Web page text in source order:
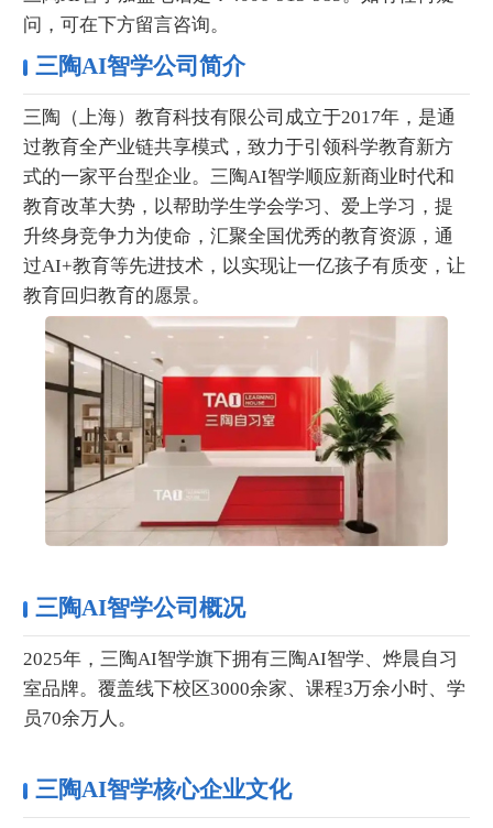
问，可在下方留言咨询。
三陶AI智学公司简介
三陶（上海）教育科技有限公司成立于2017年，是通
过教育全产业链共享模式，致力于引领科学教育新方
式的一家平台型企业。三陶AI智学顺应新商业时代和
教育改革大势，以帮助学生学会学习、爱上学习，提
升终身竞争力为使命，汇聚全国优秀的教育资源，通
过AI+教育等先进技术，以实现让一亿孩子有质变，让
教育回归教育的愿景。
三陶AI智学公司概况
2025年，三陶AI智学旗下拥有三陶AI智学、烨晨自习
室品牌。覆盖线下校区3000余家、课程3万余小时、学
员70余万人。
三陶AI智学核心企业文化